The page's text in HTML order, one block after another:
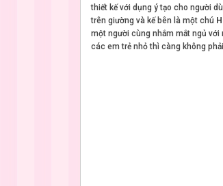
thiết kế với dụng ý tạo cho người
trên giường và kế bên là một chú
một người cùng nhắm mắt ngủ với
các em trẻ nhỏ thì càng không